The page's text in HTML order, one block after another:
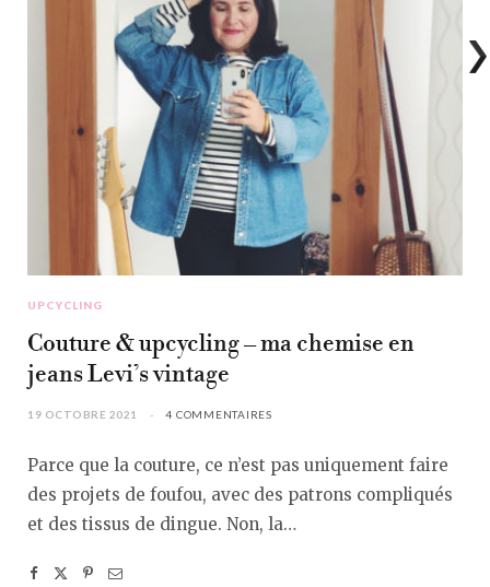
UPCYCLING
Couture & upcycling – ma chemise en
jeans Levi’s vintage
19 OCTOBRE 2021 4 COMMENTAIRES
Parce que la couture, ce n’est pas uniquement faire
des projets de foufou, avec des patrons compliqués
et des tissus de dingue. Non, la…